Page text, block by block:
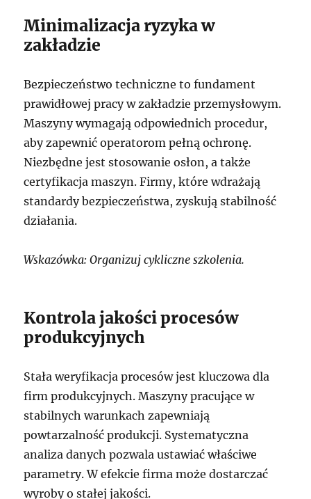
Minimalizacja ryzyka w
zakładzie
Bezpieczeństwo techniczne to fundament
prawidłowej pracy w zakładzie przemysłowym.
Maszyny wymagają odpowiednich procedur,
aby zapewnić operatorom pełną ochronę.
Niezbędne jest stosowanie osłon, a także
certyfikacja maszyn. Firmy, które wdrażają
standardy bezpieczeństwa, zyskują stabilność
działania.
Wskazówka: Organizuj cykliczne szkolenia.
Kontrola jakości procesów
produkcyjnych
Stała weryfikacja procesów jest kluczowa dla
firm produkcyjnych. Maszyny pracujące w
stabilnych warunkach zapewniają
powtarzalność produkcji. Systematyczna
analiza danych pozwala ustawiać właściwe
parametry. W efekcie firma może dostarczać
wyroby o stałej jakości.